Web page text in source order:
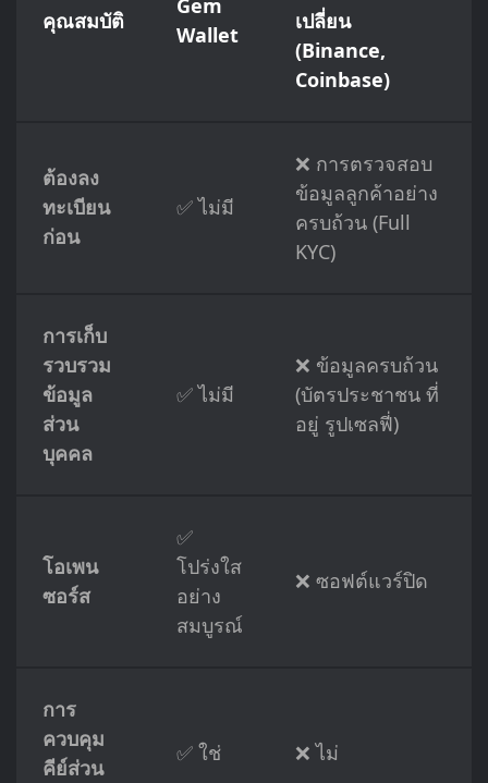
คุณสมบัติ
Gem
Wallet
เปลี่ยน
(Binance,
Coinbase)
ต้องลง
ทะเบียน
ก่อน
✅ ไม่มี
❌ การตรวจสอบ
ข้อมูลลูกค้าอย่าง
ครบถ้วน (Full
KYC)
การเก็บ
รวบรวม
ข้อมูล
ส่วน
บุคคล
✅ ไม่มี
❌ ข้อมูลครบถ้วน
(บัตรประชาชน ที่
อยู่ รูปเซลฟี่)
โอเพน
ซอร์ส
✅
โปร่งใส
อย่าง
สมบูรณ์
❌ ซอฟต์แวร์ปิด
การ
ควบคุม
คีย์ส่วน
✅ ใช่ ❌ ไม่